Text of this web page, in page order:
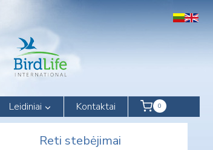
Leidiniai Kontaktai 0
Reti stebėjimai